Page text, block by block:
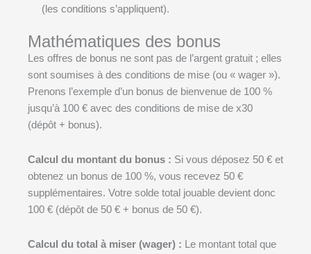
(les conditions s’appliquent).
Mathématiques des bonus
Les offres de bonus ne sont pas de l’argent gratuit ; elles
sont soumises à des conditions de mise (ou « wager »).
Prenons l’exemple d’un bonus de bienvenue de 100 %
jusqu’à 100 € avec des conditions de mise de x30
(dépôt + bonus).
Calcul du montant du bonus : Si vous déposez 50 € et
obtenez un bonus de 100 %, vous recevez 50 €
supplémentaires. Votre solde total jouable devient donc
100 € (dépôt de 50 € + bonus de 50 €).
Calcul du total à miser (wager) : Le montant total que